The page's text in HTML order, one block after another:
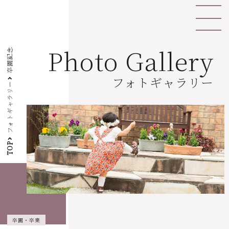
Photo Gallery
フォトギャラリー
TOP
フォトギャラリー
卒園記念
卒園・卒業